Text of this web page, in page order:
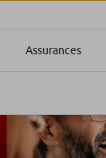
Assurances